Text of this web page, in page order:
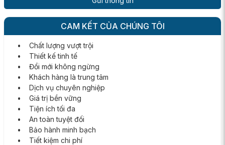
CAM KẾT CỦA CHÚNG TÔI
• Chất lượng vượt trội
• Thiết kế tinh tế
• Đổi mới không ngừng
• Khách hàng là trung tâm
• Dịch vụ chuyên nghiệp
• Giá trị bền vững
• Tiện ích tối đa
• An toàn tuyệt đối
• Bảo hành minh bạch
• Tiết kiệm chi phí